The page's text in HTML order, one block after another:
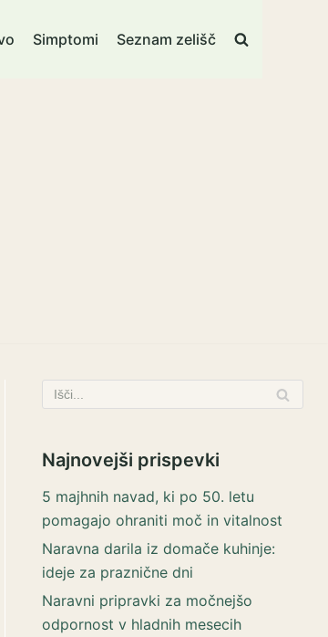
Simptomi Seznam zelišč
Najnovejši prispevki
5 majhnih navad, ki po 50. letu
pomagajo ohraniti moč in vitalnost
Naravna darila iz domače kuhinje:
ideje za praznične dni
Naravni pripravki za močnejšo
odpornost v hladnih mesecih